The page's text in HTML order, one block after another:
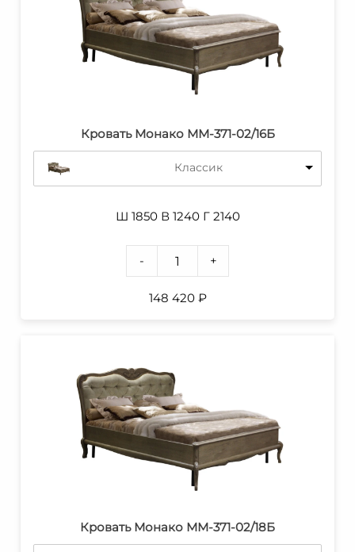
Кровать Монако ММ-371-02/16Б
Классик
Ш 1850 В 1240 Г 2140
- +
148 420 ₽
Кровать Монако ММ-371-02/18Б